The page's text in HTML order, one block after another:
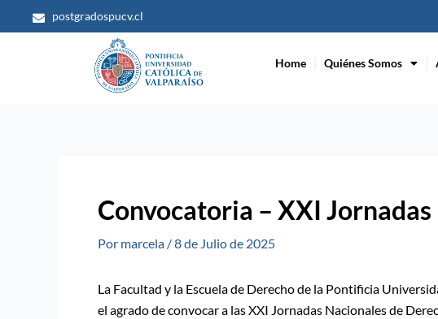
al
postgradospucv.cl
Home Quiénes Somos
Convocatoria – XXI
Por marcela /8 de Julio de 2025
La Facultad y la Escuela de Derecho de la Pontificia
el agrado de convocar a las XXI Jornadas Nacionales de